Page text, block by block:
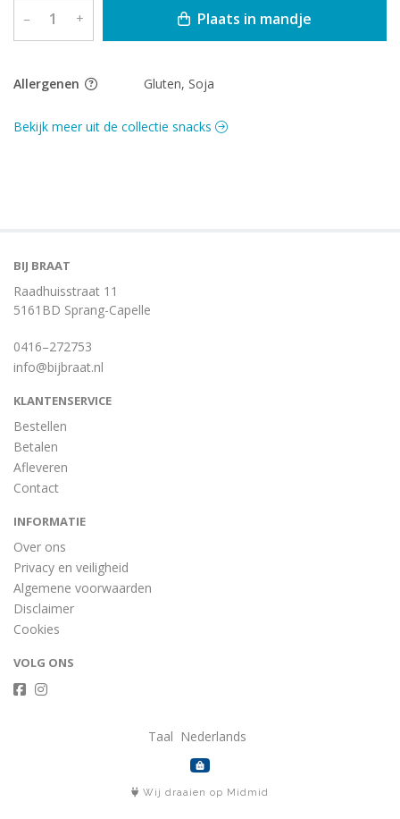
– + Plaats in mandje
Allergenen Gluten, Soja
Bekijk meer uit de collectie snacks
BIJ BRAAT
Raadhuisstraat 11
5161BD Sprang-Capelle
0416–272753
info@bijbraat.nl
KLANTENSERVICE
Bestellen
Betalen
Afleveren
Contact
INFORMATIE
Over ons
Privacy en veiligheid
Algemene voorwaarden
Disclaimer
Cookies
VOLG ONS
Taal
Wij draaien op Midmid